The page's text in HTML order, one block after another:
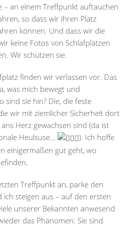
– an einem Treffpunkt auftauchen
so dass wir ihren Platz
können. Und dass wir die
keine Fotos von Schlafplätzen
Wir schützen sie.
finden wir verlassen vor. Das
was mich bewegt und
sind sie hin? Die, die feste
wir mit ziemlicher Sicherheit dort
Herz gewachsen sind (da ist
Heulsuse…
). Ich hoffe
einigermaßen gut geht, wo
Treffpunkt an, parke den
ich steigen aus – auf den ersten
unserer Bekannten anwesend
das Phänomen: Sie sind